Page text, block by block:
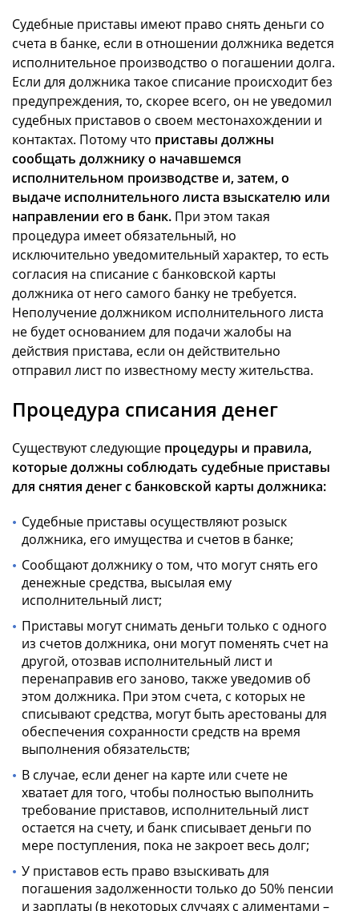
Судебные приставы имеют право снять деньги со
счета в банке, если в отношении должника ведется
исполнительное производство о погашении долга.
Если для должника такое списание происходит без
предупреждения, то, скорее всего, он не уведомил
судебных приставов о своем местонахождении и
контактах. Потому что приставы должны
сообщать должнику о начавшемся
исполнительном производстве и, затем, о
выдаче исполнительного листа взыскателю или
направлении его в банк. При этом такая
процедура имеет обязательный, но
исключительно уведомительный характер, то есть
согласия на списание с банковской карты
должника от него самого банку не требуется.
Неполучение должником исполнительного листа
не будет основанием для подачи жалобы на
действия пристава, если он действительно
отправил лист по известному месту жительства.
Процедура списания денег
Существуют следующие процедуры и правила,
которые должны соблюдать судебные приставы
для снятия денег с банковской карты должника:
Судебные приставы осуществляют розыск
должника, его имущества и счетов в банке;
Сообщают должнику о том, что могут снять его
денежные средства, высылая ему
исполнительный лист;
Приставы могут снимать деньги только с одного
из счетов должника, они могут поменять счет на
другой, отозвав исполнительный лист и
перенаправив его заново, также уведомив об
этом должника. При этом счета, с которых не
списывают средства, могут быть арестованы для
обеспечения сохранности средств на время
выполнения обязательств;
В случае, если денег на карте или счете не
хватает для того, чтобы полностью выполнить
требование приставов, исполнительный лист
остается на счету, и банк списывает деньги по
мере поступления, пока не закроет весь долг;
У приставов есть право взыскивать для
погашения задолженности только до 50% пенсии
и зарплаты (в некоторых случаях с алиментами –